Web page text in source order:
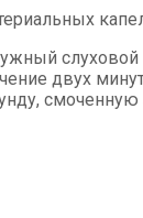
двух